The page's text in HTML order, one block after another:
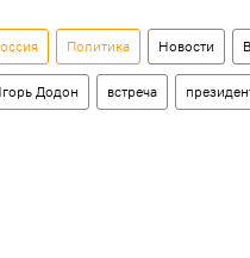
Политика Новости
Додон встреча